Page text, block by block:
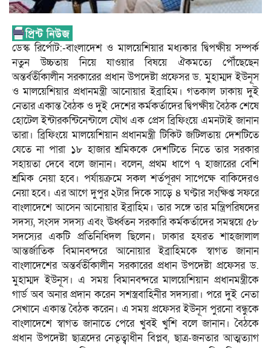
ডেস্ক রির্পোট:-বাংলাদেশ ও মালয়েশিয়ার মধ্যকার দ্বিপক্ষীয় সম্পর্ক
নতুন উচ্চতায় নিয়ে যাওয়ার বিষয়ে ঐকমত্যে পৌঁছেছেন
অন্তর্বর্তীকালীন সরকারের প্রধান উপদেষ্টা প্রফেসর ড. মুহাম্মদ ইউনূস
ও মালয়েশিয়ার প্রধানমন্ত্রী আনোয়ার ইব্রাহিম। গতকাল ঢাকায় দুই
নেতার একান্ত বৈঠক ও দুই দেশের কর্মকর্তাদের দ্বিপক্ষীয় বৈঠক শেষে
হোটেল ইন্টারকন্টিনেন্টালে যৌথ এক প্রেস ব্রিফিংয়ে এমনটাই জানান
তারা। ব্রিফিংয়ে মালয়েশিয়ান প্রধানমন্ত্রী টিকিট জটিলতায় দেশটিতে
যেতে না পারা ১৮ হাজার শ্রমিককে দেশটিতে নিতে তার সরকার
সহায়তা দেবে বলে জানান। বলেন, প্রথম ধাপে ৭ হাজারের বেশি
শ্রমিক নেয়া হবে। পর্যায়ক্রমে সকল শর্তপূরণ সাপেক্ষে বাকিদেরও
নেয়া হবে। এর আগে দুপুর ২টার দিকে সাড়ে ৪ ঘণ্টার সংক্ষিপ্ত সফরে
বাংলাদেশে আসেন আনোয়ার ইব্রাহিম। তার সঙ্গে তার মন্ত্রিপরিষদের
সদস্য, সংসদ সদস্য এবং ঊর্ধ্বতন সরকারি কর্মকর্তাদের সমন্বয়ে ৫৮
সদস্যের একটি প্রতিনিধিদল ছিলেন। ঢাকার হযরত শাহজালাল
আন্তর্জাতিক বিমানবন্দরে আনোয়ার ইব্রাহিমকে স্বাগত জানান
বাংলাদেশের অন্তর্বর্তীকালীন সরকারের প্রধান উপদেষ্টা প্রফেসর ড.
মুহাম্মদ ইউনূস। এ সময় বিমানবন্দরে মালয়েশিয়ান প্রধানমন্ত্রীকে
গার্ড অব অনার প্রদান করেন সশস্ত্রবাহিনীর সদস্যরা। পরে দুই নেতা
সেখানে একান্ত বৈঠক করেন। এ সময় প্রফেসর ইউনূস পুরনো বন্ধুকে
বাংলাদেশে স্বাগত জানাতে পেরে খুবই খুশি বলে জানান। বৈঠকে
প্রধান উপদেষ্টা ছাত্রদের নেতৃত্বাধীন বিপ্লব, ছাত্র-জনতার আত্মত্যাগ